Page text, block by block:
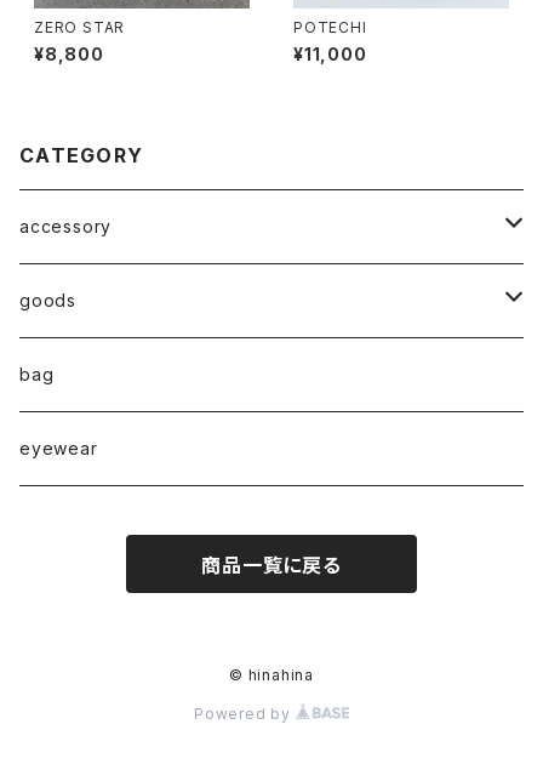
ZERO STAR
¥8,800
POTECHI
¥11,000
CATEGORY
accessory
◇ZERO series◇
◇enclosure series◇(封入)
◇puchipuchi series◇
goods
broach
i phone case
bag
eyewear
商品一覧に戻る
© hinahina
Powered by